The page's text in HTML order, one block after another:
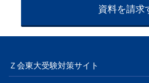
資料を請求
Ｚ会東大受験対策サイト